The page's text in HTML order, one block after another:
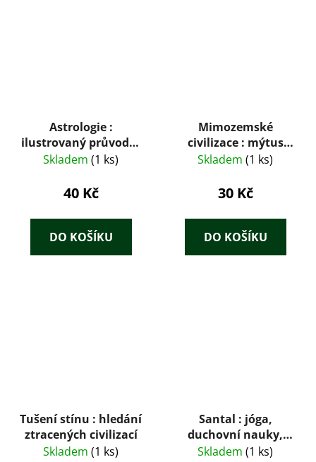
Astrologie :
ilustrovaný průvodce
: klíč k pochopení
Skladem (1 ks)
40 Kč
DO KOŠÍKU
Mimozemské
civilizace : mýtus
nebo skutečnost?
Skladem (1 ks)
30 Kč
DO KOŠÍKU
Tušení stínu : hledání
ztracených civilizací
Skladem (1 ks)
Santal : jóga,
duchovní nauky,
léčitelství, psychická
Skladem (1 ks)